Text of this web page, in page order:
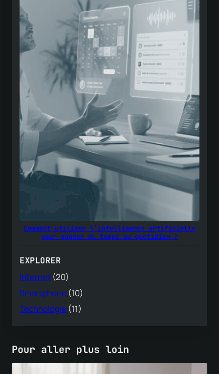
Comment utiliser l’intelligence artificielle
pour gagner du temps au quotidien ?
EXPLORER
Internet (20)
Smartphone (10)
Technologie (11)
Pour aller plus loin